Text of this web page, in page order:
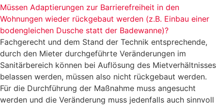
Müssen Adaptierungen zur Barrierefreiheit in den
Wohnungen wieder rückgebaut werden (z.B. Einbau einer
bodengleichen Dusche statt der Badewanne)?
Fachgerecht und dem Stand der Technik entsprechende,
durch den Mieter durchgeführte Veränderungen im
Sanitärbereich können bei Auflösung des Mietverhältnisses
belassen werden, müssen also nicht rückgebaut werden.
Für die Durchführung der Maßnahme muss angesucht
werden und die Veränderung muss jedenfalls auch sinnvoll